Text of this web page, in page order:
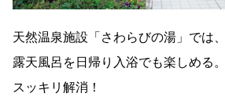
天然温泉施設「さわらびの湯」では
露天風呂を日帰り入浴でも楽しめる
スッキリ解消！